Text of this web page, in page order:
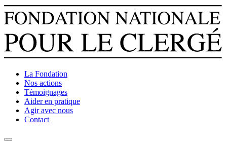
La Fondation
Nos actions
Témoignages
Aider en pratique
Agir avec nous
Contact